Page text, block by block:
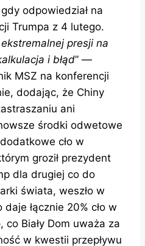
odpowiedział na
Trumpa z 4 lutego.
presji na
i błąd” —
MSZ na konferencji
dodając, że Chiny
ani
środki odwetowe
cło w
groził prezydent
dla drugiej co do
świata, weszło w
łącznie 20% cło w
Biały Dom uważa za
w kwestii przepływu